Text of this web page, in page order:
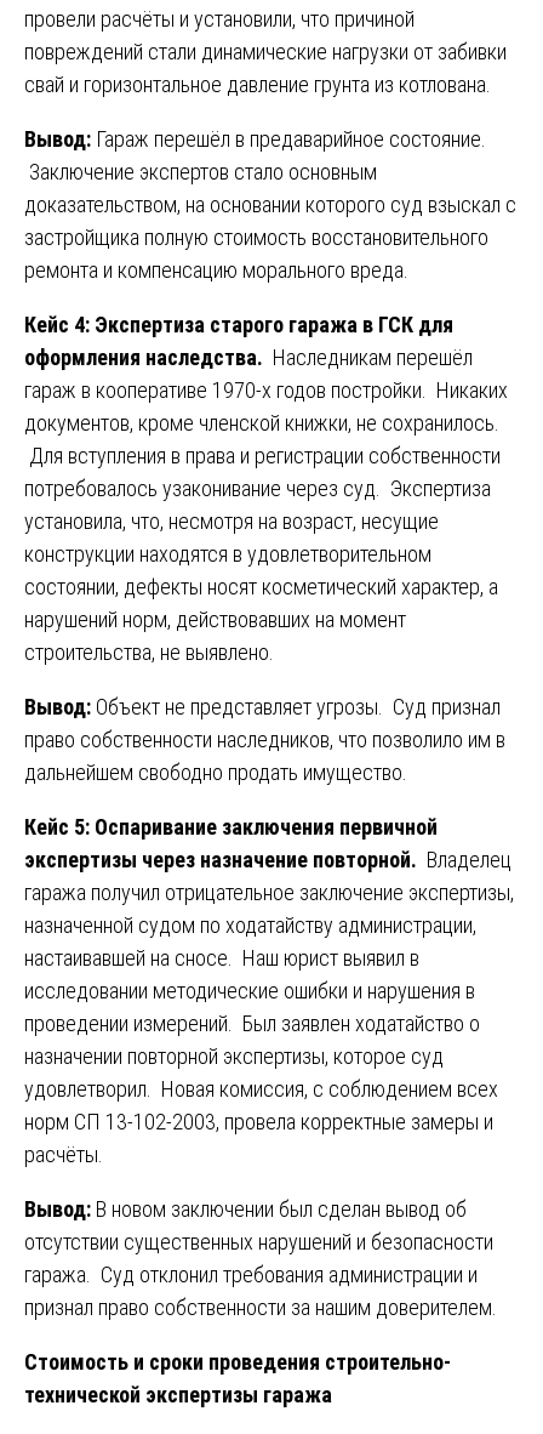
провели расчёты и установили, что причиной
повреждений стали динамические нагрузки от забивки
свай и горизонтальное давление грунта из котлована.
Вывод: Гараж перешёл в предаварийное состояние.
Заключение экспертов стало основным
доказательством, на основании которого суд взыскал с
застройщика полную стоимость восстановительного
ремонта и компенсацию морального вреда.
Кейс 4: Экспертиза старого гаража в ГСК для
оформления наследства. Наследникам перешёл
гараж в кооперативе 1970-х годов постройки. Никаких
документов, кроме членской книжки, не сохранилось.
Для вступления в права и регистрации собственности
потребовалось узаконивание через суд. Экспертиза
установила, что, несмотря на возраст, несущие
конструкции находятся в удовлетворительном
состоянии, дефекты носят косметический характер, а
нарушений норм, действовавших на момент
строительства, не выявлено.
Вывод: Объект не представляет угрозы. Суд признал
право собственности наследников, что позволило им в
дальнейшем свободно продать имущество.
Кейс 5: Оспаривание заключения первичной
экспертизы через назначение повторной. Владелец
гаража получил отрицательное заключение экспертизы,
назначенной судом по ходатайству администрации,
настаивавшей на сносе. Наш юрист выявил в
исследовании методические ошибки и нарушения в
проведении измерений. Был заявлен ходатайство о
назначении повторной экспертизы, которое суд
удовлетворил. Новая комиссия, с соблюдением всех
норм СП 13-102-2003, провела корректные замеры и
расчёты.
Вывод: В новом заключении был сделан вывод об
отсутствии существенных нарушений и безопасности
гаража. Суд отклонил требования администрации и
признал право собственности за нашим доверителем.
Стоимость и сроки проведения строительно-
технической экспертизы гаража